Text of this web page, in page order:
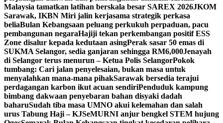
Malaysia tamatkan latihan berskala besar SAREX 2026JKOM
Sarawak, IKBN Miri jalin kerjasama strategik perkasa
beliaBulan Kebangsaan peluang perkukuh perpaduan, pacu
pembangunan negaraHajiji tekan perkembangan positif ESS
Zone disalur kepada kedutaan asingPerak sasar 50 emas di
SUKMA Selangor, sedia ganjaran sehingga RM6,000Jenayah
di Selangor terus menurun – Ketua Polis SelangorPokok
tumbang: Cari jalan penyelesaian, bukan masa untuk
menyalahkan mana-mana pihakSarawak bersedia terajui
perdagangan karbon ikut acuan sendiriPenduduk kampung
bimbang dakwaan penyebaran bahan disyaki dadah
baharuSudah tiba masa UMNO akui kelemahan dan salah
urus Tabung Haji – KJSeMURNI anjur bengkel STEM hujung